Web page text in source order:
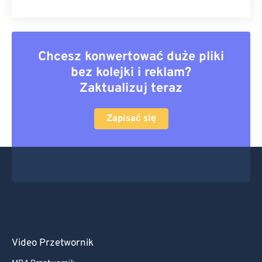
Chcesz konwertować duże pliki
bez kolejki i reklam?
Zaktualizuj teraz
Zapisać się
Video Przetwornik